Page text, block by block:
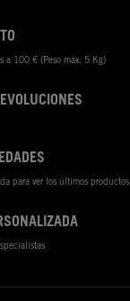
a 100 € (Peso máx. 5 Kg)
para ver los últimos productos